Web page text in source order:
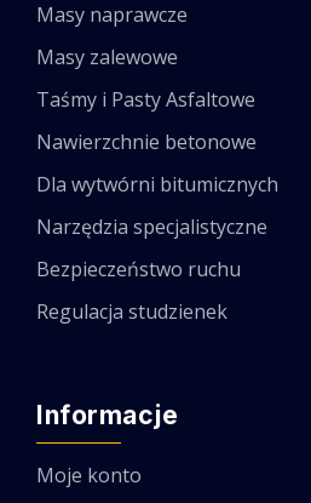
Masy naprawcze
Masy zalewowe
Taśmy i Pasty Asfaltowe
Nawierzchnie betonowe
Dla wytwórni bitumicznych
Narzędzia specjalistyczne
Bezpieczeństwo ruchu
Regulacja studzienek
Informacje
Moje konto